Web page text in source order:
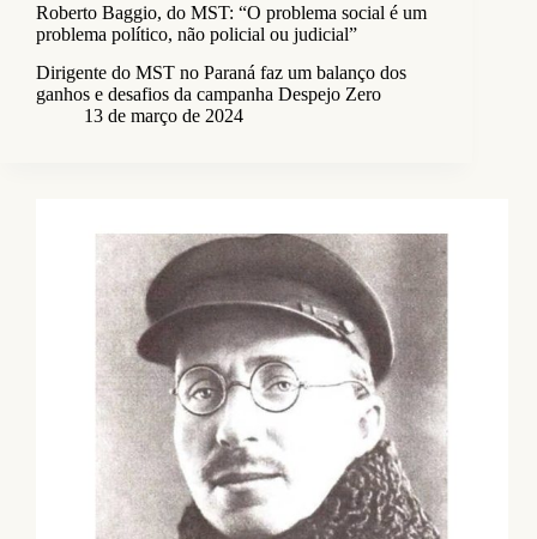
Roberto Baggio, do MST: “O problema social é um
problema político, não policial ou judicial”
Dirigente do MST no Paraná faz um balanço dos
ganhos e desafios da campanha Despejo Zero
13 de março de 2024